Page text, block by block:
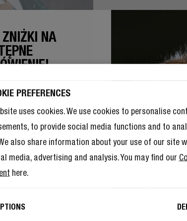
PREFERENCES
uses cookies. We use cookies to personalise
to provide social media functions and to
also share information about your use of our site
media, advertising and analysis. You may find our
here.
NA
to również mnóstwo innych
się, aby firma Fresh 'n Rebel